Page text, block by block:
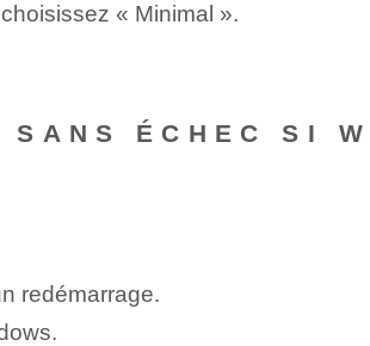
« Minimal ».
ÉCHEC SI
redémarrage.